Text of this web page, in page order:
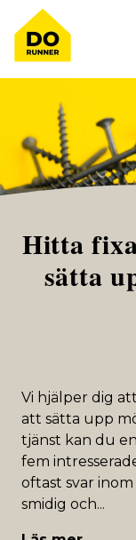
Hitta
sätta
Vi hjälper dig
att sätta upp
tjänst kan du
fem
oftast svar
smidig och...